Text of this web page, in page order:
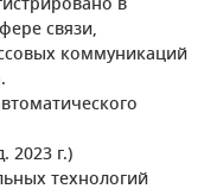
связи,
коммуникаций
2023 г.)
технологий